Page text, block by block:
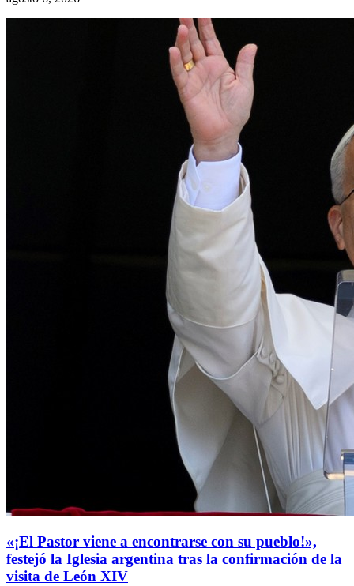
«¡El Pastor viene a encontrarse con su pueblo!»,
festejó la Iglesia argentina tras la confirmación de la
visita de León XIV